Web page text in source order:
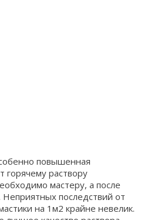
повышенная
горячему раствору
мастеру, а после
Неприятных последствий от
на 1м2 крайне невелик.